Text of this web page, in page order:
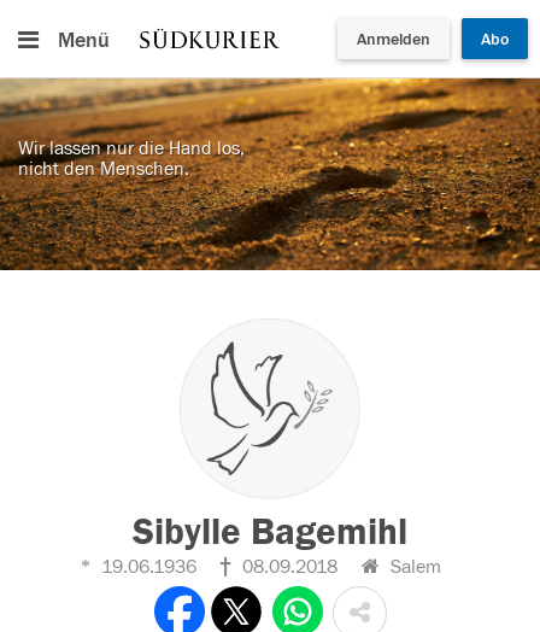
Menü Anmelden Abo
Wir lassen nur die Hand los,
nicht den Menschen.
Sibylle Bagemihl
19.06.1936 08.09.2018 Salem